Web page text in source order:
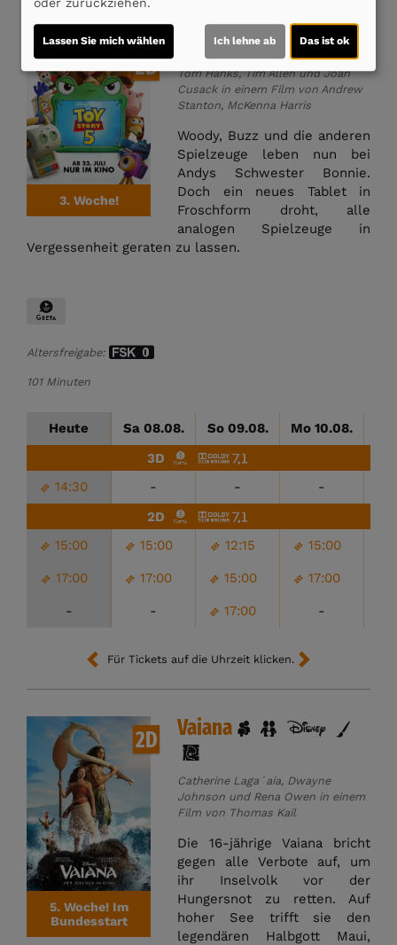
3D
2D
3. Woche!
Toy Story 5
Tom Hanks, Tim Allen und Joan
Cusack in einem Film von Andrew
Stanton, McKenna Harris
Woody, Buzz und die anderen
Spielzeuge leben nun bei
Andys Schwester Bonnie.
Doch ein neues Tablet in
Froschform droht, alle
analogen Spielzeuge in
Vergessenheit geraten zu lassen.
Altersfreigabe:
101 Minuten
Heute Sa 08.08. So 09.08. Mo 10.08.
14:30 - - -
15:00 15:00 12:15 15:00
17:00 17:00 15:00 17:00
- - 17:00 -
3D
2D
Für Tickets auf die Uhrzeit klicken.
2D
5. Woche! Im
Bundesstart
Vaiana
Catherine Laga´aia, Dwayne
Johnson und Rena Owen in einem
Film von Thomas Kail
Die 16-jährige Vaiana bricht
gegen alle Verbote auf, um
ihr Inselvolk vor der
Hungersnot zu retten. Auf
hoher See trifft sie den
legendären Halbgott Maui,
Lassen Sie mich wählen Ich lehne ab Das ist ok